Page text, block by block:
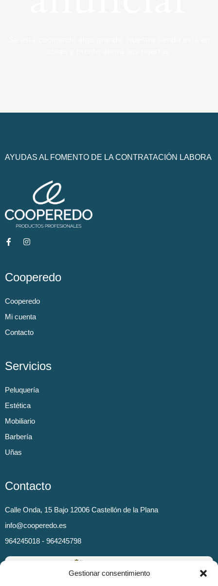
Gestionar consentimiento
AYUDAS AL FOMENTO DE LA CONTRATACIÓN LABORA
Cooperedo
Cooperedo
Mi cuenta
Contacto
Servicios
Peluquería
Estética
Mobiliario
Barbería
Uñas
Contacto
Calle Onda, 15 Bajo 12006 Castellón de la Plana
info@cooperedo.es
964245018 - 964245798